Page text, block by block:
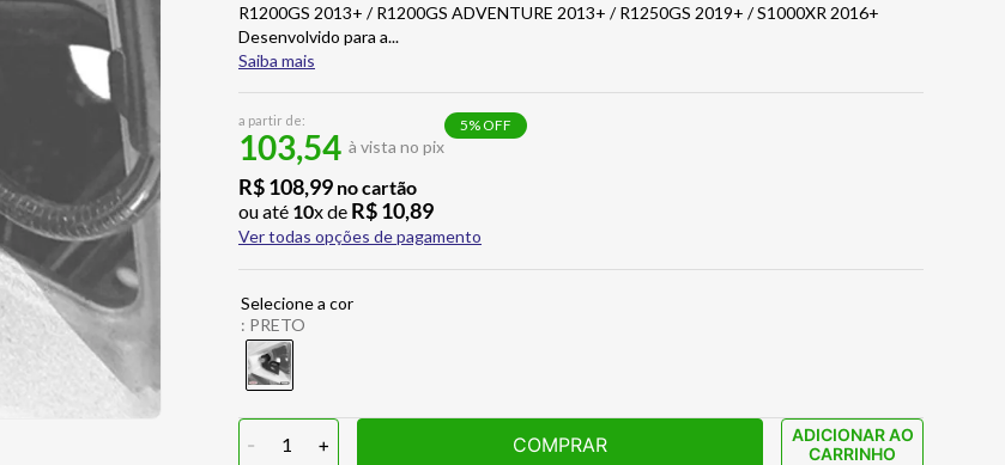
R1200GS 2013+ / R1200GS ADVENTURE 2013+ / R1250GS 2019+ / S1000XR 2016+
Desenvolvido para a...
Saiba mais
a partir de:
103,54 à vista no pix
5% OFF
R$108,99 no cartão
ou até 10x de R$10,89
Ver todas opções de pagamento
: PRETO
- 1 + COMPRAR
ADICIONAR AO
CARRINHO